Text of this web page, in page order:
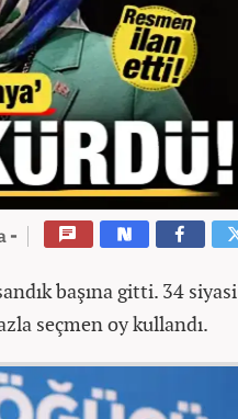
başına gitti. 34 siyasi
seçmen oy kullandı.